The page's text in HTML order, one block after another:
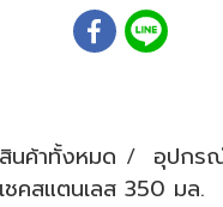
สินค้าทั้งหมด
อุปกร
ชคสแตนเลส 350 มล.